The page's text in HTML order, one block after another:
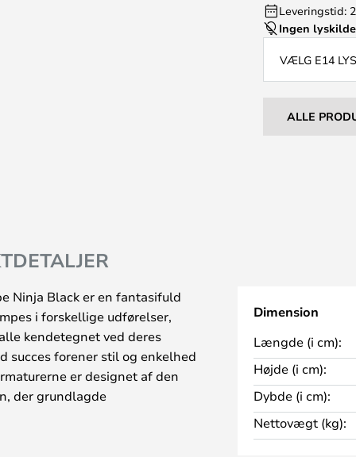
Leveringstid:
Ingen lyskilde
VÆLG E14
ALLE
Ninja Black er en fantasifuld
i forskellige udførelser,
kendetegnet ved deres
succes forener stil og enkelhed
er designet af den
der grundlagde
hvor hun stadig er
Dimension
Længde (i cm):
Højde (i cm):
Dybde (i cm):
Nettovægt (kg):